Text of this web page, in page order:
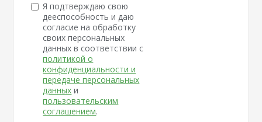
Я подтверждаю свою
дееспособность и даю
согласие на обработку
своих персональных
данных в соответствии с
политикой о
конфиденциальности и
передаче персональных
данных и
пользовательским
соглашением.